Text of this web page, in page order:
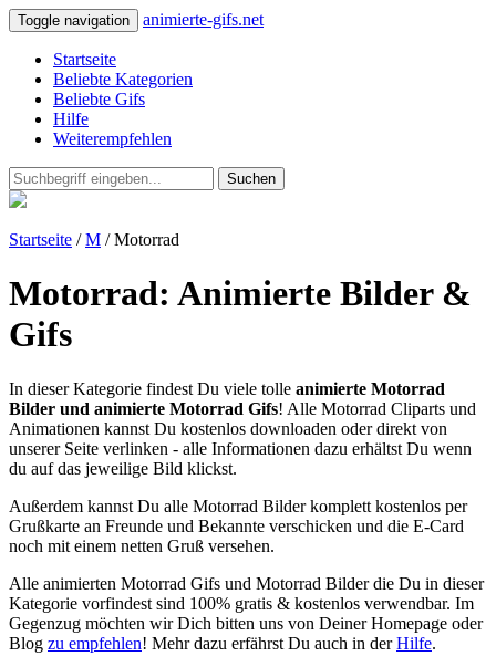
Toggle navigation animierte-gifs.net
Startseite
Beliebte Kategorien
Beliebte Gifs
Hilfe
Weiterempfehlen
Suchen
Startseite /M / Motorrad
Motorrad: Animierte Bilder &
Gifs
In dieser Kategorie findest Du viele tolle animierte Motorrad
Bilder und animierte Motorrad Gifs! Alle Motorrad Cliparts und
Animationen kannst Du kostenlos downloaden oder direkt von
unserer Seite verlinken - alle Informationen dazu erhältst Du wenn
du auf das jeweilige Bild klickst.
Außerdem kannst Du alle Motorrad Bilder komplett kostenlos per
Grußkarte an Freunde und Bekannte verschicken und die E-Card
noch mit einem netten Gruß versehen.
Alle animierten Motorrad Gifs und Motorrad Bilder die Du in dieser
Kategorie vorfindest sind 100% gratis & kostenlos verwendbar. Im
Gegenzug möchten wir Dich bitten uns von Deiner Homepage oder
Blog zu empfehlen! Mehr dazu erfährst Du auch in derHilfe.